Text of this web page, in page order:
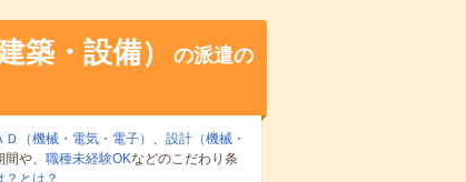
築・設備）
の派遣の
Ｄ（機械・電気・電子） 、 設計（機械・
や、 職種未経験OKなどのこだわり条
とは？